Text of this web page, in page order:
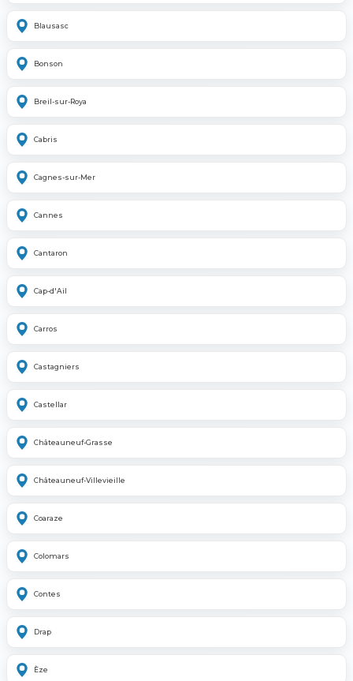
Blausasc
Bonson
Breil-sur-Roya
Cabris
Cagnes-sur-Mer
Cannes
Cantaron
Cap-d'Ail
Carros
Castagniers
Castellar
Châteauneuf-Grasse
Châteauneuf-Villevieille
Coaraze
Colomars
Contes
Drap
Èze